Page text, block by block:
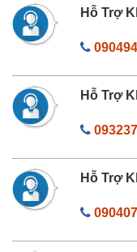
Hỗ Trợ
Hỗ Trợ
Hỗ Trợ